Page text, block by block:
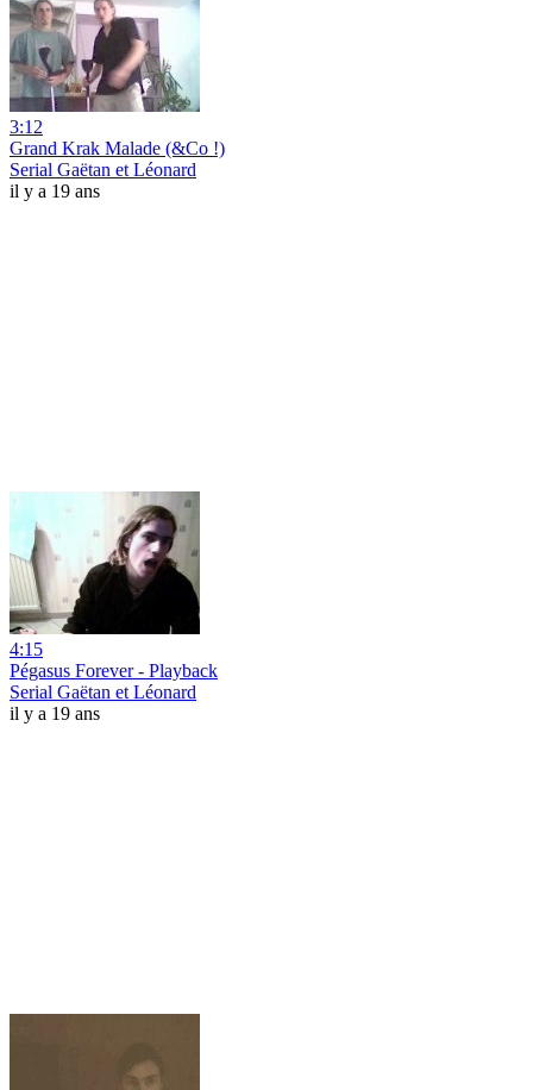
3:12
Grand Krak Malade (&Co !)
Serial Gaëtan et Léonard
il y a 19 ans
4:15
Pégasus Forever - Playback
Serial Gaëtan et Léonard
il y a 19 ans